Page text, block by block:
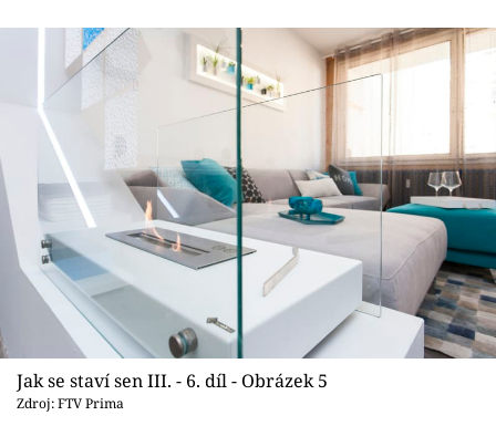
Jak se staví sen III. - 6. díl - Obrázek 5
Zdroj: FTV Prima